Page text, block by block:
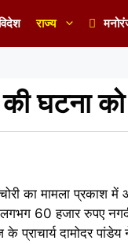
राज्य
की घटना
चोरी का मामला
लगभग 60 हजार रुपए
दामोदर पांडेय